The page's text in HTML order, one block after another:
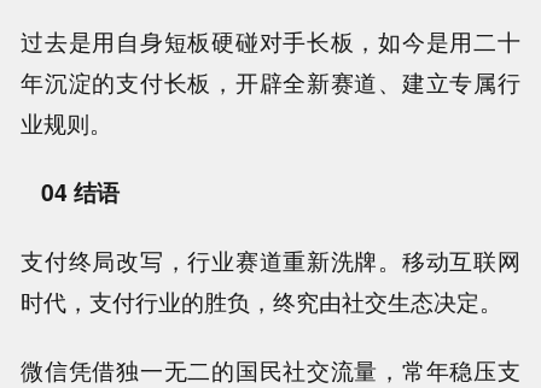
过去是用自身短板硬碰对手长板，如今是用二十
年沉淀的支付长板，开辟全新赛道、建立专属行
业规则。
04 结语
支付终局改写，行业赛道重新洗牌。移动互联网
时代，支付行业的胜负，终究由社交生态决定。
微信凭借独一无二的国民社交流量，常年稳压支